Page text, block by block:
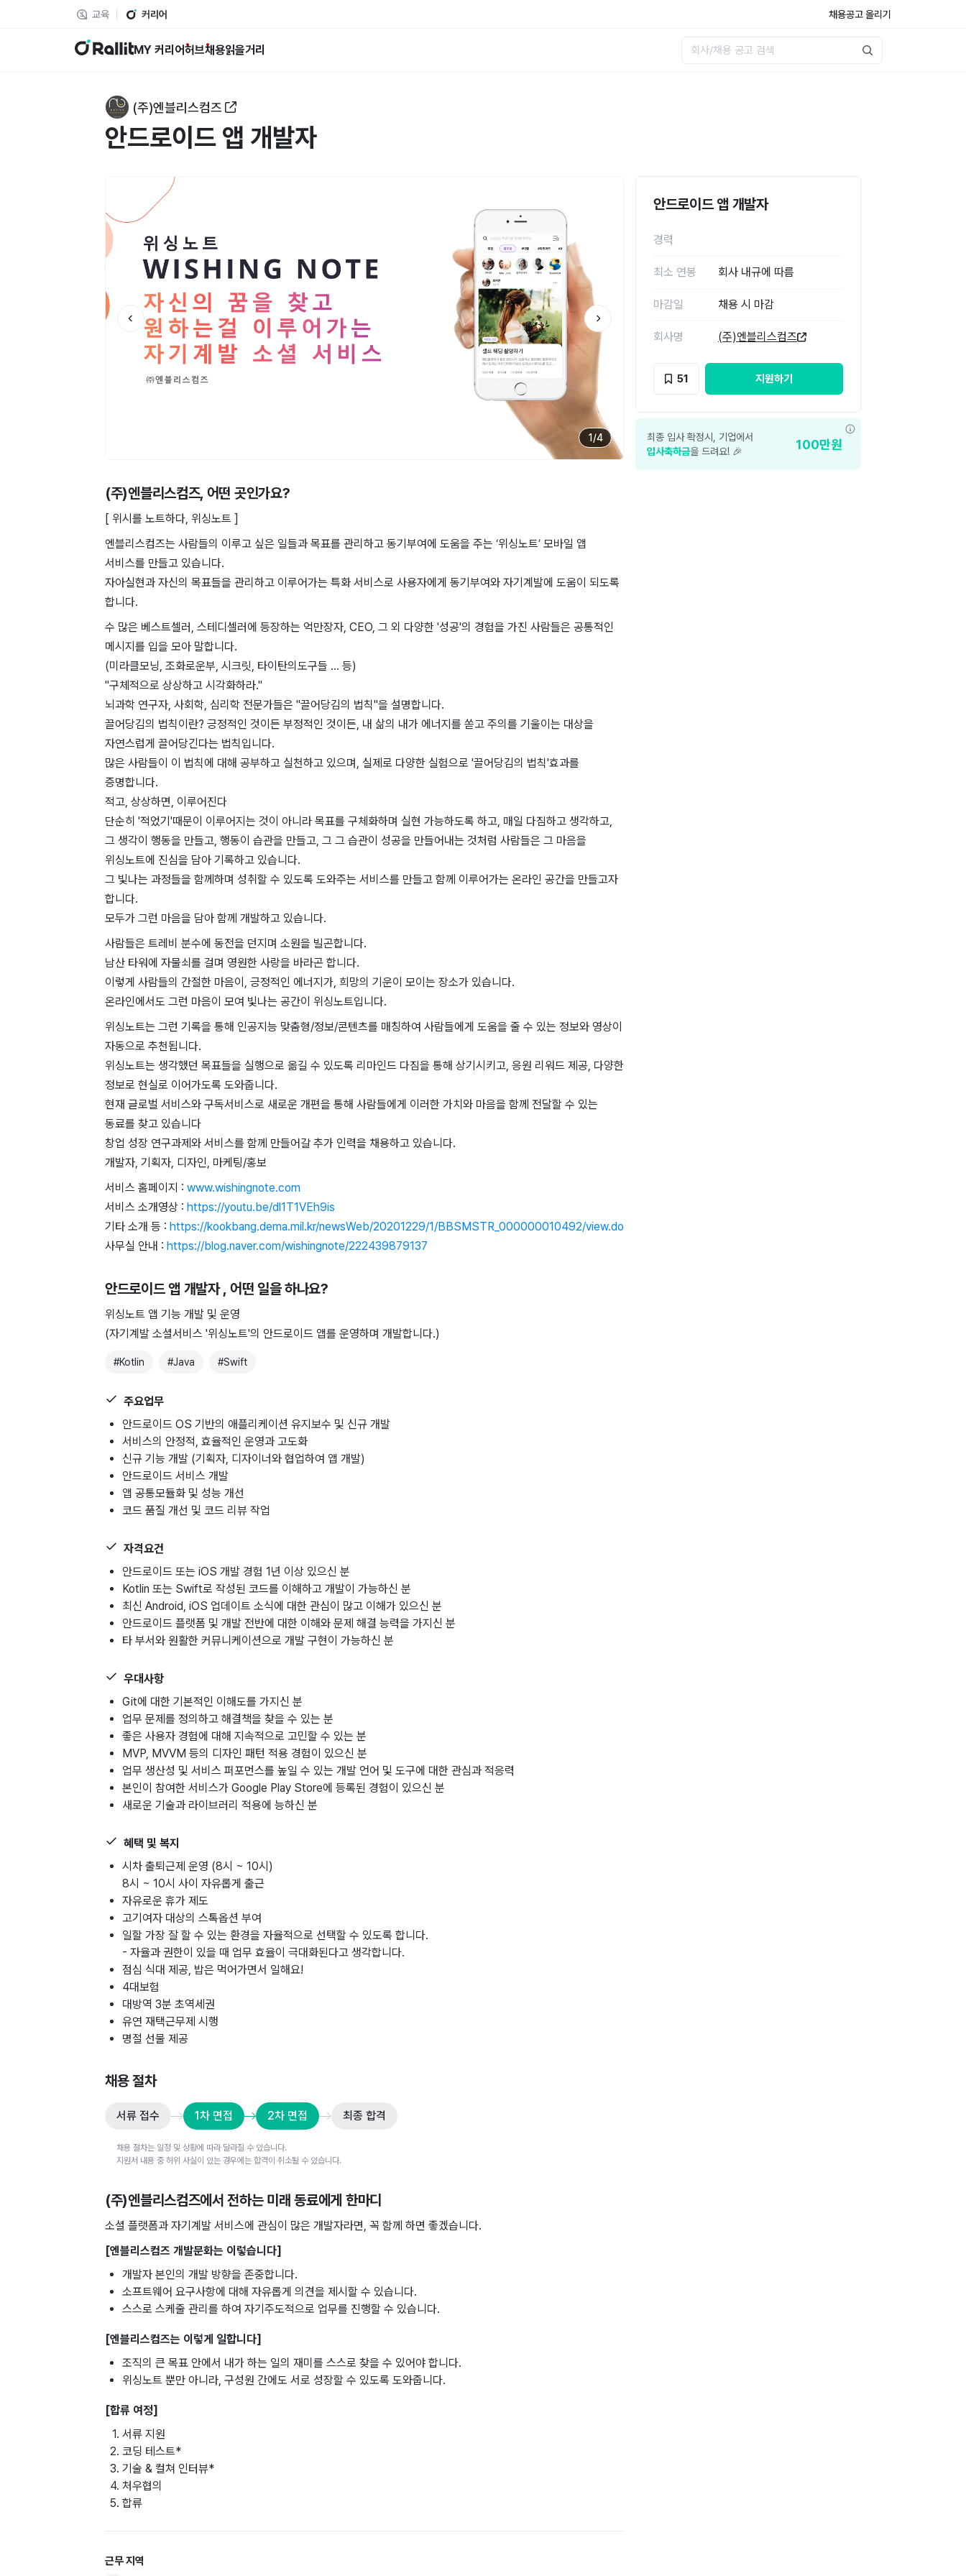
교육 커리어 채용공고 올리기
랠릿 MY 커리어허브채용읽을거리
(주)엔블리스컴즈
안드로이드 앱 개발자
1/4
(주)엔블리스컴즈, 어떤 곳인가요?
[ 위시를 노트하다, 위싱노트 ]
엔블리스컴즈는 사람들의 이루고 싶은 일들과 목표를 관리하고 동기부여에 도움을 주는 ‘위싱노트’ 모바일 앱
서비스를 만들고 있습니다.
자아실현과 자신의 목표들을 관리하고 이루어가는 특화 서비스로 사용자에게 동기부여와 자기계발에 도움이 되도록
합니다.
수 많은 베스트셀러, 스테디셀러에 등장하는 억만장자, CEO, 그 외 다양한 '성공'의 경험을 가진 사람들은 공통적인
메시지를 입을 모아 말합니다.
(미라클모닝, 조화로운부, 시크릿, 타이탄의도구들 ... 등)
"구체적으로 상상하고 시각화하라."
뇌과학 연구자, 사회학, 심리학 전문가들은 "끌어당김의 법칙"을 설명합니다.
끌어당김의 법칙이란? 긍정적인 것이든 부정적인 것이든, 내 삶의 내가 에너지를 쏟고 주의를 기울이는 대상을
자연스럽게 끌어당긴다는 법칙입니다.
많은 사람들이 이 법칙에 대해 공부하고 실천하고 있으며, 실제로 다양한 실험으로 '끌어당김의 법칙'효과를
증명합니다.
적고, 상상하면, 이루어진다
단순히 '적었기'때문이 이루어지는 것이 아니라 목표를 구체화하며 실현 가능하도록 하고, 매일 다짐하고 생각하고,
그 생각이 행동을 만들고, 행동이 습관을 만들고, 그 그 습관이 성공을 만들어내는 것처럼 사람들은 그 마음을
위싱노트에 진심을 담아 기록하고 있습니다.
그 빛나는 과정들을 함께하며 성취할 수 있도록 도와주는 서비스를 만들고 함께 이루어가는 온라인 공간을 만들고자
합니다.
모두가 그런 마음을 담아 함께 개발하고 있습니다.
사람들은 트레비 분수에 동전을 던지며 소원을 빌곤합니다.
남산 타워에 자물쇠를 걸며 영원한 사랑을 바라곤 합니다.
이렇게 사람들의 간절한 마음이, 긍정적인 에너지가, 희망의 기운이 모이는 장소가 있습니다.
온라인에서도 그런 마음이 모여 빛나는 공간이 위싱노트입니다.
위싱노트는 그런 기록을 통해 인공지능 맞춤형/정보/콘텐츠를 매칭하여 사람들에게 도움을 줄 수 있는 정보와 영상이
자동으로 추천됩니다.
위싱노트는 생각했던 목표들을 실행으로 옮길 수 있도록 리마인드 다짐을 통해 상기시키고, 응원 리워드 제공, 다양한
정보로 현실로 이어가도록 도와줍니다.
현재 글로벌 서비스와 구독서비스로 새로운 개편을 통해 사람들에게 이러한 가치와 마음을 함께 전달할 수 있는
동료를 찾고 있습니다
창업 성장 연구과제와 서비스를 함께 만들어갈 추가 인력을 채용하고 있습니다.
개발자, 기획자, 디자인, 마케팅/홍보
서비스 홈페이지 : www.wishingnote.com
서비스 소개영상 : https://youtu.be/dl1T1VEh9is
기타 소개 등 : https://kookbang.dema.mil.kr/newsWeb/20201229/1/BBSMSTR_000000010492/view.do
사무실 안내 : https://blog.naver.com/wishingnote/222439879137
안드로이드 앱 개발자, 어떤 일을 하나요?
위싱노트 앱 기능 개발 및 운영
(자기계발 소셜서비스 '위싱노트'의 안드로이드 앱를 운영하며 개발합니다.)
#Kotlin #Java #Swift
주요업무
안드로이드 OS 기반의 애플리케이션 유지보수 및 신규 개발
서비스의 안정적, 효율적인 운영과 고도화
신규 기능 개발 (기획자, 디자이너와 협업하여 앱 개발)
안드로이드 서비스 개발
앱 공통모듈화 및 성능 개선
코드 품질 개선 및 코드 리뷰 작업
자격요건
안드로이드 또는 iOS 개발 경험 1년 이상 있으신 분
Kotlin 또는 Swift로 작성된 코드를 이해하고 개발이 가능하신 분
최신 Android, iOS 업데이트 소식에 대한 관심이 많고 이해가 있으신 분
안드로이드 플랫폼 및 개발 전반에 대한 이해와 문제 해결 능력을 가지신 분
타 부서와 원활한 커뮤니케이션으로 개발 구현이 가능하신 분
우대사항
Git에 대한 기본적인 이해도를 가지신 분
업무 문제를 정의하고 해결책을 찾을 수 있는 분
좋은 사용자 경험에 대해 지속적으로 고민할 수 있는 분
MVP, MVVM 등의 디자인 패턴 적용 경험이 있으신 분
업무 생산성 및 서비스 퍼포먼스를 높일 수 있는 개발 언어 및 도구에 대한 관심과 적응력
본인이 참여한 서비스가 Google Play Store에 등록된 경험이 있으신 분
새로운 기술과 라이브러리 적용에 능하신 분
혜택 및 복지
시차 출퇴근제 운영 (8시 ~ 10시)
8시 ~ 10시 사이 자유롭게 출근
자유로운 휴가 제도
고기여자 대상의 스톡옵션 부여
일할 가장 잘 할 수 있는 환경을 자율적으로 선택할 수 있도록 합니다.
- 자율과 권한이 있을 때 업무 효율이 극대화된다고 생각합니다.
점심 식대 제공, 밥은 먹어가면서 일해요!
4대보험
대방역 3분 초역세권
유연 재택근무제 시행
명절 선물 제공
채용 절차
서류 접수 1차 면접 2차 면접 최종 합격
채용 절차는 일정 및 상황에 따라 달라질 수 있습니다.
지원서 내용 중 허위 사실이 있는 경우에는 합격이 취소될 수 있습니다.
(주)엔블리스컴즈에서 전하는 미래 동료에게 한마디
소셜 플랫폼과 자기계발 서비스에 관심이 많은 개발자라면, 꼭 함께 하면 좋겠습니다.
[엔블리스컴즈 개발문화는 이렇습니다]
개발자 본인의 개발 방향을 존중합니다.
소프트웨어 요구사항에 대해 자유롭게 의견을 제시할 수 있습니다.
스스로 스케줄 관리를 하여 자기주도적으로 업무를 진행할 수 있습니다.
[엔블리스컴즈는 이렇게 일합니다]
조직의 큰 목표 안에서 내가 하는 일의 재미를 스스로 찾을 수 있어야 합니다.
위싱노트 뿐만 아니라, 구성원 간에도 서로 성장할 수 있도록 도와줍니다.
[합류 여정]
서류 지원
코딩 테스트*
기술 & 컬쳐 인터뷰*
처우협의
합류
근무 지역
안드로이드 앱 개발자
경력
최소 연봉 회사 내규에 따름
마감일 채용 시 마감
회사명 (주)엔블리스컴즈
51 지원하기
최종 입사 확정시, 기업에서
입사축하금을 드려요! 🎉 100만원